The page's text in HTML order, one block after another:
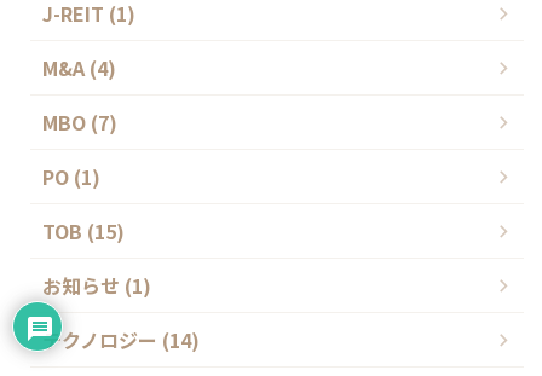
J-REIT (1)
M&A (4)
MBO (7)
PO (1)
TOB (15)
お知らせ (1)
テクノロジー (14)